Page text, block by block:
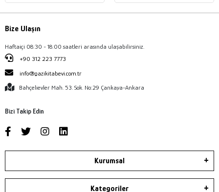
Bize Ulaşın
Haftaiçi 08:30 - 18:00 saatleri arasında ulaşabilirsiniz.
+90 312 223 7773
info@gazikitabevi.com.tr
Bahçelievler Mah. 53. Sok. No:29 Çankaya-Ankara
Bizi Takip Edin
Kurumsal
Kategoriler